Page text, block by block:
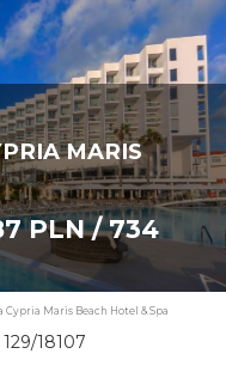
MARIS
PLN / 734
Cypria Maris Beach Hotel & Spa
129/18107